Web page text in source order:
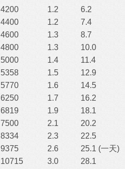
4200 1.2
6.2
4400 1.2
7.4
4600 1.3
8.7
4800 1.3
10.0
5000 1.4
11.4
5358 1.5
12.9
5770 1.6
14.5
6250 1.7
16.2
6819 1.9
18.1
7500 2.1
20.2
8334 2.3
22.5
9375 2.6
25.1 (一天)
10715 3.0
28.1